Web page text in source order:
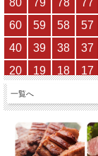
一覧へ